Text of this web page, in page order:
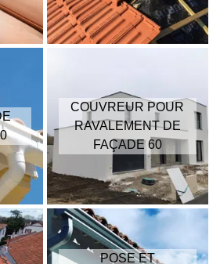
COUVREUR POUR
RAVALEMENT DE
FAÇADE 60
POSE ET